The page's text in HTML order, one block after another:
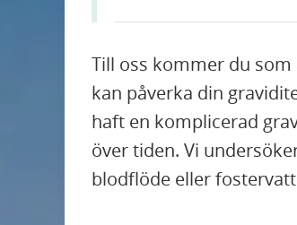
Till oss kommer du
kan påverka din
haft en komplicerad
över tiden. Vi
blodflöde eller